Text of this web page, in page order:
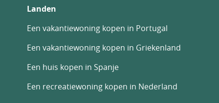
Landen
Een vakantiewoning kopen in Portugal
Een vakantiewoning kopen in Griekenland
Een huis kopen in Spanje
Een recreatiewoning kopen in Nederland